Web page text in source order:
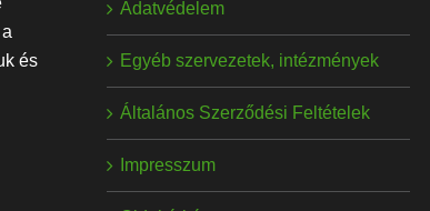
és
Adatvédelem
Egyéb szervezetek, intézmények
Általános Szerződési Feltételek
Impresszum